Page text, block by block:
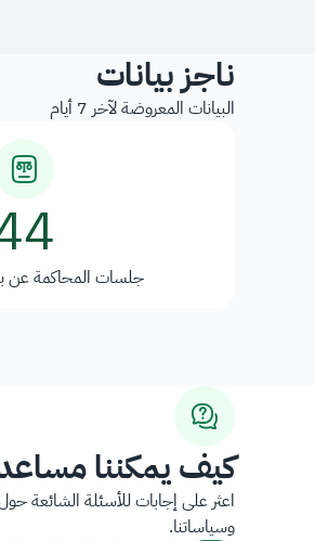
ناجز بيانات
البيانات المعروضة لآخر 7 أيام
جلسات المحاكمة عن بعد
كيف يمكننا
اعثر على إجابات للأسئلة الشائعة حول
وسياساتنا.